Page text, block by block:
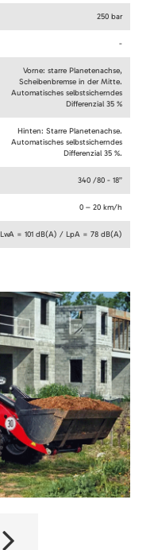
250 bar
-
Vorne: starre Planetenachse,
Scheibenbremse in der Mitte.
Automatisches selbstsicherndes
Differenzial 35 %
Hinten: Starre Planetenachse.
Automatisches selbstsicherndes
Differenzial 35 %.
340 /80 - 18”
0 – 20 km/h
LwA = 101 dB(A) / LpA = 78 dB(A)